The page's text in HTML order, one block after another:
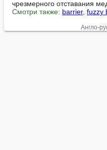
Смотри также: barrier, fuzzy
Англо-